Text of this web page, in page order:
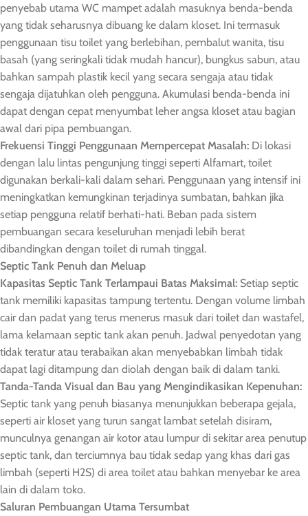
penyebab utama WC mampet adalah masuknya benda-benda
yang tidak seharusnya dibuang ke dalam kloset. Ini termasuk
penggunaan tisu toilet yang berlebihan, pembalut wanita, tisu
basah (yang seringkali tidak mudah hancur), bungkus sabun, atau
bahkan sampah plastik kecil yang secara sengaja atau tidak
sengaja dijatuhkan oleh pengguna. Akumulasi benda-benda ini
dapat dengan cepat menyumbat leher angsa kloset atau bagian
awal dari pipa pembuangan.
Frekuensi Tinggi Penggunaan Mempercepat Masalah: Di lokasi
dengan lalu lintas pengunjung tinggi seperti Alfamart, toilet
digunakan berkali-kali dalam sehari. Penggunaan yang intensif ini
meningkatkan kemungkinan terjadinya sumbatan, bahkan jika
setiap pengguna relatif berhati-hati. Beban pada sistem
pembuangan secara keseluruhan menjadi lebih berat
dibandingkan dengan toilet di rumah tinggal.
Septic Tank Penuh dan Meluap
Kapasitas Septic Tank Terlampaui Batas Maksimal: Setiap septic
tank memiliki kapasitas tampung tertentu. Dengan volume limbah
cair dan padat yang terus menerus masuk dari toilet dan wastafel,
lama kelamaan septic tank akan penuh. Jadwal penyedotan yang
tidak teratur atau terabaikan akan menyebabkan limbah tidak
dapat lagi ditampung dan diolah dengan baik di dalam tanki.
Tanda-Tanda Visual dan Bau yang Mengindikasikan Kepenuhan:
Septic tank yang penuh biasanya menunjukkan beberapa gejala,
seperti air kloset yang turun sangat lambat setelah disiram,
munculnya genangan air kotor atau lumpur di sekitar area penutup
septic tank, dan terciumnya bau tidak sedap yang khas dari gas
limbah (seperti H2S) di area toilet atau bahkan menyebar ke area
lain di dalam toko.
Saluran Pembuangan Utama Tersumbat